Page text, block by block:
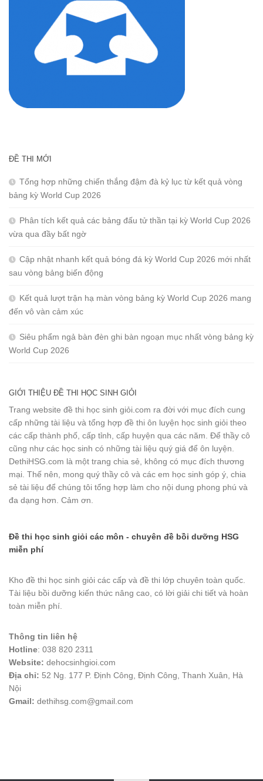
ĐỀ THI MỚI
Tổng hợp những chiến thắng đậm đà kỷ lục từ kết quả vòng
bảng kỳ World Cup 2026
Phân tích kết quả các bảng đấu tử thần tại kỳ World Cup 2026
vừa qua đầy bất ngờ
Cập nhật nhanh kết quả bóng đá kỳ World Cup 2026 mới nhất
sau vòng bảng biến động
Kết quả lượt trận hạ màn vòng bảng kỳ World Cup 2026 mang
đến vô vàn cảm xúc
Siêu phẩm ngả bàn đèn ghi bàn ngoạn mục nhất vòng bảng kỳ
World Cup 2026
GIỚI THIỆU ĐỀ THI HỌC SINH GIỎI
Trang website đề thi học sinh giỏi.com ra đời với mục đích cung
cấp những tài liệu và tổng hợp đề thi ôn luyện học sinh giỏi theo
các cấp thành phố, cấp tỉnh, cấp huyện qua các năm. Để thầy cô
cũng như các học sinh có những tài liệu quý giá để ôn luyện.
DethiHSG.com là một trang chia sẻ, không có mục đích thương
mại. Thế nên, mong quý thầy cô và các em học sinh góp ý, chia
sẻ tài liệu để chúng tôi tổng hợp làm cho nội dung phong phú và
đa dạng hơn. Cảm ơn.
Đề thi học sinh giỏi các môn - chuyên đề bồi dưỡng HSG
miễn phí
Kho đề thi học sinh giỏi các cấp và đề thi lớp chuyên toàn quốc.
Tài liệu bồi dưỡng kiến thức nâng cao, có lời giải chi tiết và hoàn
toàn miễn phí.
Thông tin liên hệ
Hotline: 038 820 2311
Website: dehocsinhgioi.com
Địa chỉ: 52 Ng. 177 P. Định Công, Định Công, Thanh Xuân, Hà
Nội
Gmail: dethihsg.com@gmail.com